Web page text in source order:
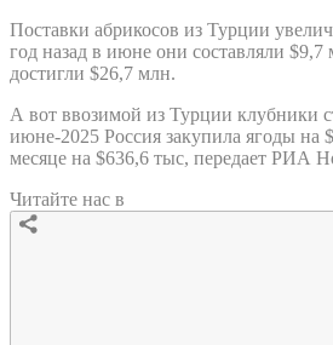
Поставки абрикосов из Турции
год назад в июне они составляли
достигли $26,7 млн.
А вот ввозимой из Турции клубники
июне-2025 Россия закупила ягоды на
месяце на $636,6 тыс, передает РИА
Читайте нас в